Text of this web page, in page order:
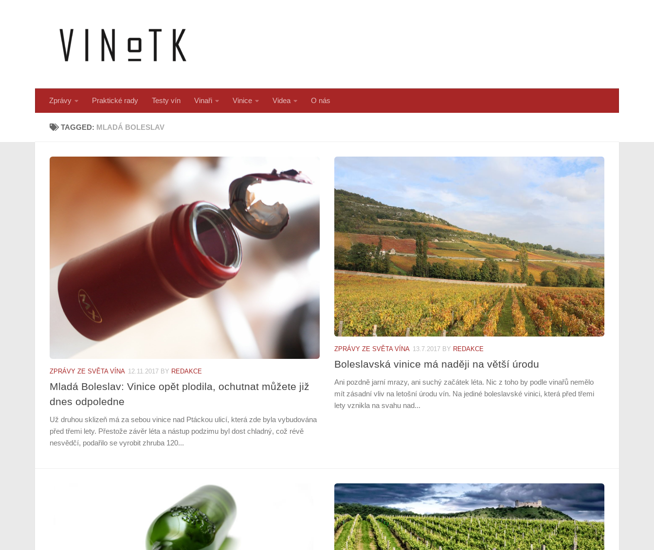
Zprávy Praktické rady Testy vín Vinaři Vinice Videa O nás
TAGGED: MLADÁ BOLESLAV
ZPRÁVY ZE SVĚTA VÍNA 12.11.2017 BY REDAKCE
Mladá Boleslav: Vinice opět plodila, ochutnat můžete již
dnes odpoledne
Už druhou sklizeň má za sebou vinice nad Ptáckou ulicí, která zde byla vybudována
před třemi lety. Přestože závěr léta a nástup podzimu byl dost chladný, což révě
nesvědčí, podařilo se vyrobit zhruba 120...
ZPRÁVY ZE SVĚTA VÍNA 13.7.2017 BY REDAKCE
Boleslavská vinice má naději na větší úrodu
Ani pozdně jarní mrazy, ani suchý začátek léta. Nic z toho by podle vinařů nemělo
mít zásadní vliv na letošní úrodu vín. Na jediné boleslavské vinici, která před třemi
lety vznikla na svahu nad...